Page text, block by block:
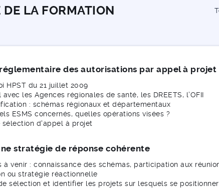
DE LA FORMATION
des autorisations par appel à projet
HPST du 21 juillet 2009
les Agences régionales de santé, les DREETS, l’OFII
: schémas régionaux et départementaux
ESMS concernés, quelles opérations visées ?
sélection d'appel à projet
stratégie de réponse cohérente
à venir : connaissance des schémas, participation aux
ou stratégie réactionnelle
sélection et identifier les projets sur lesquels se positionner